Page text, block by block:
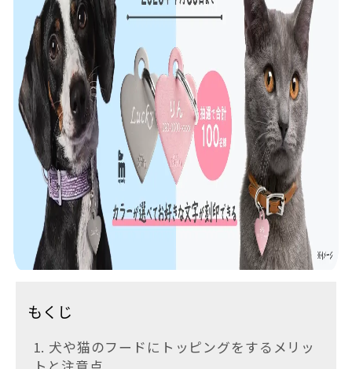
もくじ
1. 犬や猫のフードにトッピングをするメリッ
トと注意点